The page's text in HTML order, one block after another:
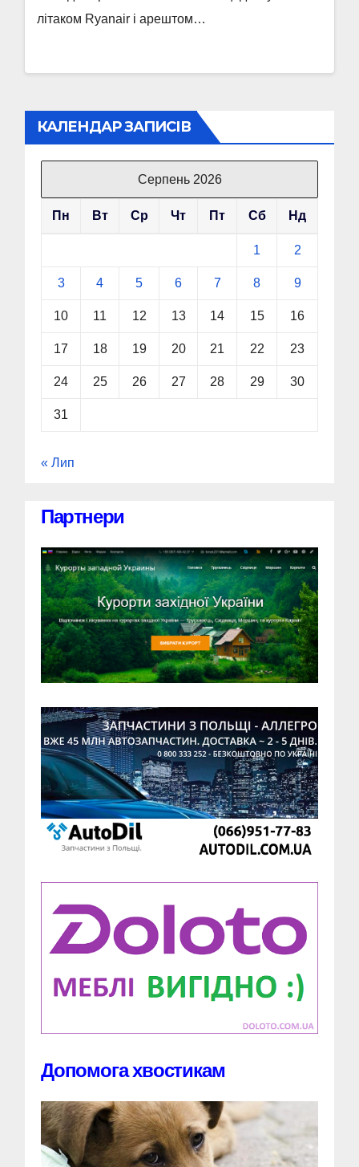
літаком Ryanair і арештом…
КАЛЕНДАР ЗАПИСІВ
Серпень 2026
Пн Вт Ср Чт Пт Сб Нд
1 2
3 4 5 6 7 8 9
10 11 12 13 14 15 16
17 18 19 20 21 22 23
24 25 26 27 28 29 30
31
« Лип
Партнери
Допомога хвостикам